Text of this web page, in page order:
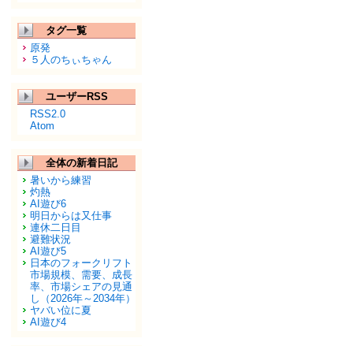
タグ一覧
原発
５人のちぃちゃん
ユーザーRSS
RSS2.0
Atom
全体の新着日記
暑いから練習
灼熱
AI遊び6
明日からは又仕事
連休二日目
避難状況
AI遊び5
日本のフォークリフト
市場規模、需要、成長
率、市場シェアの見通
し（2026年～2034年）
ヤバい位に夏
AI遊び4